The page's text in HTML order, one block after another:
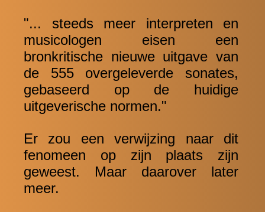
"... steeds meer interpreten en
musicologen eisen een
bronkritische nieuwe uitgave van
de 555 overgeleverde sonates,
gebaseerd op de huidige
uitgeverische normen."
Er zou een verwijzing naar dit
fenomeen op zijn plaats zijn
geweest. Maar daarover later
meer.